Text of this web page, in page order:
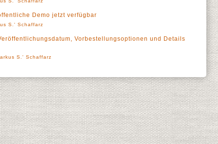
Demo jetzt verfügbar
S.' Schaffarz
Vorbestellungsoptionen und Details
S.' Schaffarz